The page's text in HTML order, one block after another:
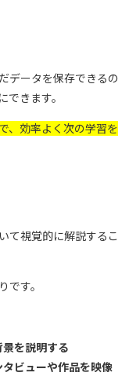
データを保存できるの
きます。
、効率よく次の学習を
て視覚的に解説するこ
す。
を説明する
ビューや作品を映像